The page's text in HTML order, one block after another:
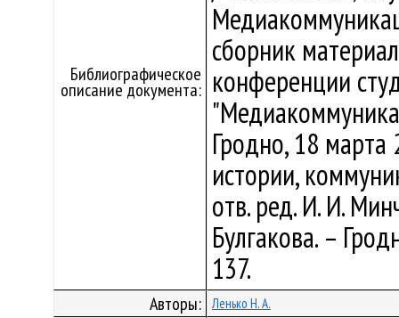
Библиографическое
описание документа:
сборник
конференции
Гродно, 18 марта
истории,
отв. ред. И. И.
Булгакова. –
137.
Авторы: Ленько Н. А.